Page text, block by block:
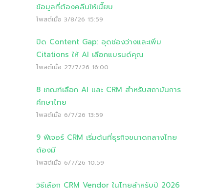
ข้อมูลที่ต้องคลีนให้เนี๊ยบ
โพสต์เมื่อ 3/8/26 15:59
ปิด Content Gap: อุดช่องว่างและเพิ่ม
Citations ให้ AI เลือกแบรนด์คุณ
โพสต์เมื่อ 27/7/26 16:00
8 เกณฑ์เลือก AI และ CRM สำหรับสถาบันการ
ศึกษาไทย
โพสต์เมื่อ 6/7/26 13:59
9 ฟีเจอร์ CRM เริ่มต้นที่ธุรกิจขนาดกลางไทย
ต้องมี
โพสต์เมื่อ 6/7/26 10:59
วิธีเลือก CRM Vendor ในไทยสำหรับปี 2026